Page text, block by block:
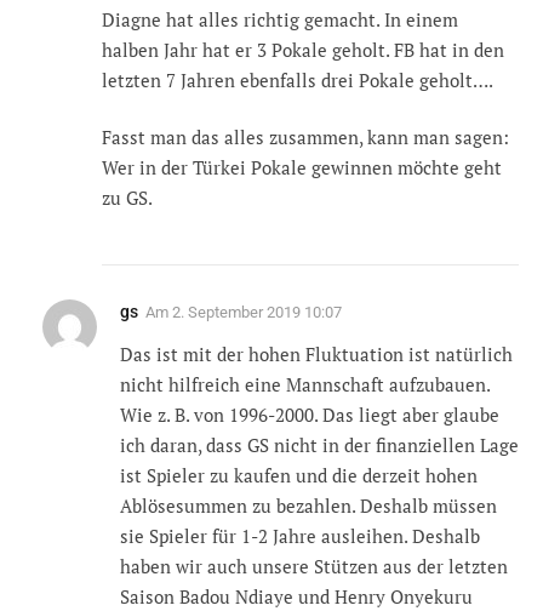
Diagne hat alles richtig gemacht. In einem
halben Jahr hat er 3 Pokale geholt. FB hat in den
letzten 7 Jahren ebenfalls drei Pokale geholt….
Fasst man das alles zusammen, kann man sagen:
Wer in der Türkei Pokale gewinnen möchte geht
zu GS.
gs Am 2. September 2019 10:07
Das ist mit der hohen Fluktuation ist natürlich
nicht hilfreich eine Mannschaft aufzubauen.
Wie z. B. von 1996-2000. Das liegt aber glaube
ich daran, dass GS nicht in der finanziellen Lage
ist Spieler zu kaufen und die derzeit hohen
Ablösesummen zu bezahlen. Deshalb müssen
sie Spieler für 1-2 Jahre ausleihen. Deshalb
haben wir auch unsere Stützen aus der letzten
Saison Badou Ndiaye und Henry Onyekuru